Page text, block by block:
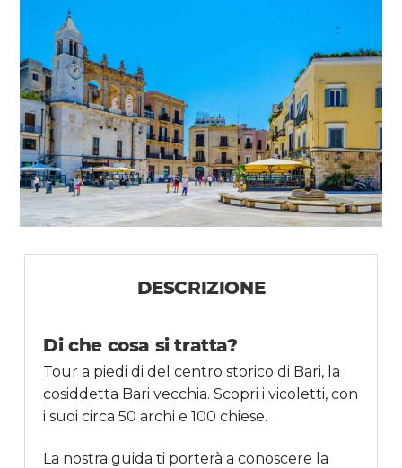
DESCRIZIONE
Di che cosa si tratta?
Tour a piedi di del centro storico di Bari, la
cosiddetta Bari vecchia. Scopri i vicoletti, con
i suoi circa 50 archi e 100 chiese.
La nostra guida ti porterà a conoscere la